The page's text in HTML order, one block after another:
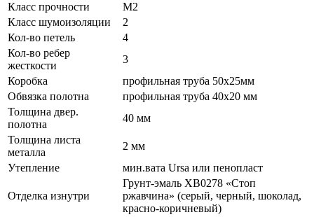
Класс прочности
М2
Класс шумоизоляции
2
Кол-во петель
4
Кол-во ребер
жесткости
3
Коробка
профильная труба 50х25мм
Обвязка полотна
профильная труба 40х20 мм
Толщина двер.
полотна
40 мм
Толщина листа
металла
2 мм
Утепление
мин.вата Ursa или пенопласт
Отделка изнутри
Грунт-эмаль ХВ0278 «Стоп
ржавчина» (серый, черный, шоколад,
красно-коричневый)